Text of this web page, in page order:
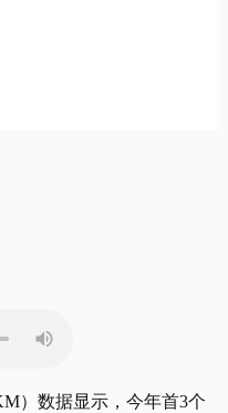
）数据显示，今年首3个